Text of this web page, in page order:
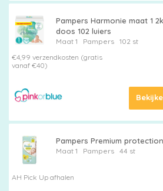
Maten
Series
Merken
vergelijken
Pampers Harmonie maat 1
doos 102 luiers
Maat 1 Pampers
102 st
€4,99 verzendkosten (gratis
vanaf €40)
Pampers Premium
Maat 1 Pampers 44 st
AH Pick Up afhalen